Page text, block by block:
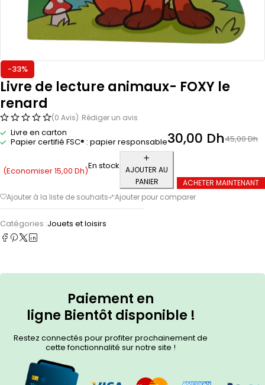
-33%
Livre de lecture animaux- FOXY le
renard
(0 Avis) Rédiger un avis
Livre en carton
Papier certifié FSC® : papier responsable
45,00Dh
30,00 Dh
(Economiser15,00 Dh)En stock
AJOUTER AU
PANIER
ACHETER MAINTENANT
Catégories :Jouets et loisirs
Paiement en
ligne Bientôt disponible !
Restez connectés pour profiter prochainement de
cette fonctionnalité sur notre site !